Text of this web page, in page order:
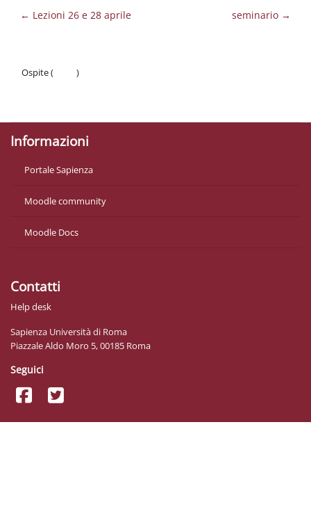
← Lezioni 26 e 28 aprile seminario →
Ospite (
)
Informazioni
Portale Sapienza
Moodle community
Moodle Docs
Contatti
Help desk
Sapienza Università di Roma
Piazzale Aldo Moro 5, 00185 Roma
Seguici